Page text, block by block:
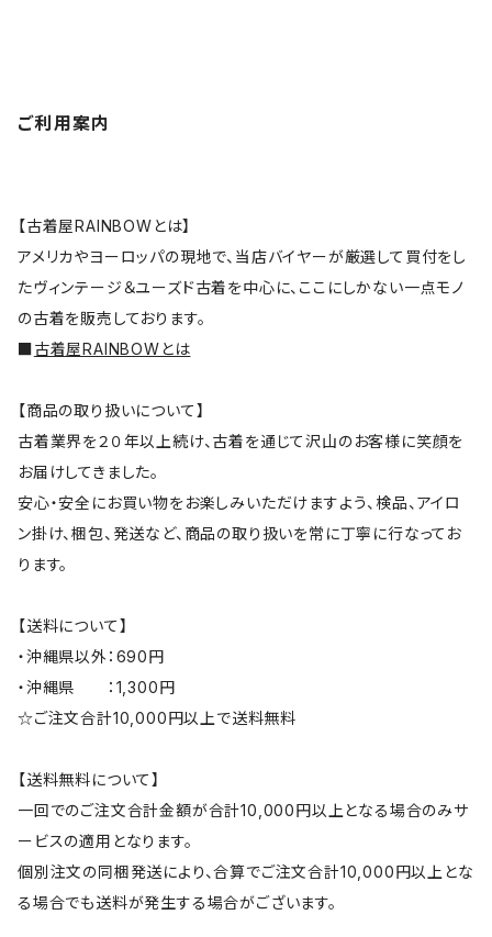
ご利用案内
【古着屋RAINBOWとは】
アメリカやヨーロッパの現地で、当店バイヤーが厳選して買付をし
たヴィンテージ＆ユーズド古着を中心に、ここにしかない一点モノ
の古着を販売しております。
■古着屋RAINBOWとは
【商品の取り扱いについて】
古着業界を２０年以上続け、古着を通じて沢山のお客様に笑顔を
お届けしてきました。
安心・安全にお買い物をお楽しみいただけますよう、検品、アイロ
ン掛け、梱包、発送など、商品の取り扱いを常に丁寧に行なってお
ります。
【送料について】
・沖縄県以外：690円
・沖縄県 ：1,300円
☆ご注文合計10,000円以上で送料無料
【送料無料について】
一回でのご注文合計金額が合計10,000円以上となる場合のみサ
ービスの適用となります。
個別注文の同梱発送により、合算でご注文合計10,000円以上とな
る場合でも送料が発生する場合がございます。